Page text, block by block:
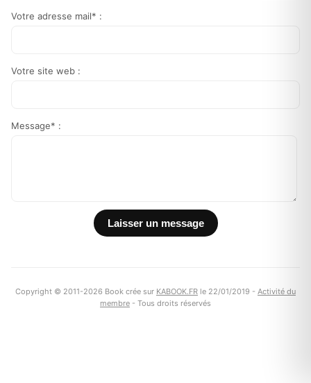
Votre adresse mail* :
Votre site web :
Message* :
Copyright © 2011-2026 Book crée sur KABOOK.FR le 22/01/2019 - Activité du
membre - Tous droits réservés